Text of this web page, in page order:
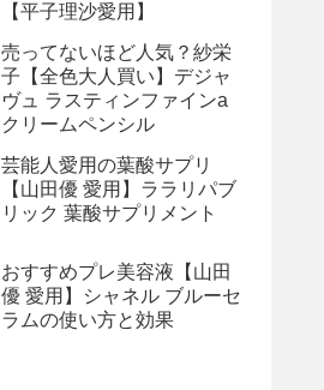
【平子理沙愛用】
売ってないほど人気？紗栄
子【全色大人買い】デジャ
ヴュ ラスティンファインa
クリームペンシル
芸能人愛用の葉酸サプリ
【山田優 愛用】ララリパブ
リック 葉酸サプリメント
おすすめプレ美容液【山田
優 愛用】シャネル ブルーセ
ラムの使い方と効果